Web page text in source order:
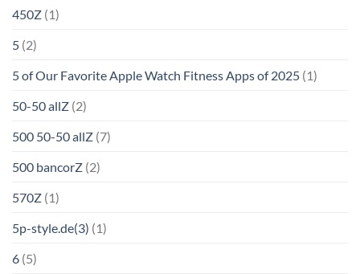
450Z (1)
5 (2)
5 of Our Favorite Apple Watch Fitness Apps of 2025 (1)
50-50 allZ (2)
500 50-50 allZ (7)
500 bancorZ (2)
570Z (1)
5p-style.de(3) (1)
6 (5)